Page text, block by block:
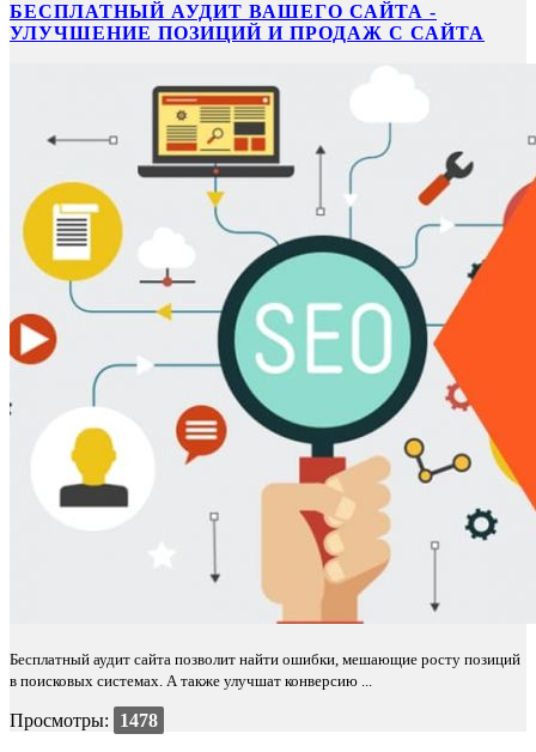
БЕСПЛАТНЫЙ АУДИТ ВАШЕГО САЙТА -
УЛУЧШЕНИЕ ПОЗИЦИЙ И ПРОДАЖ С САЙТА
Бесплатный аудит сайта позволит найти ошибки, мешающие росту позиций
в поисковых системах. А также улучшат конверсию ...
Просмотры: 1478